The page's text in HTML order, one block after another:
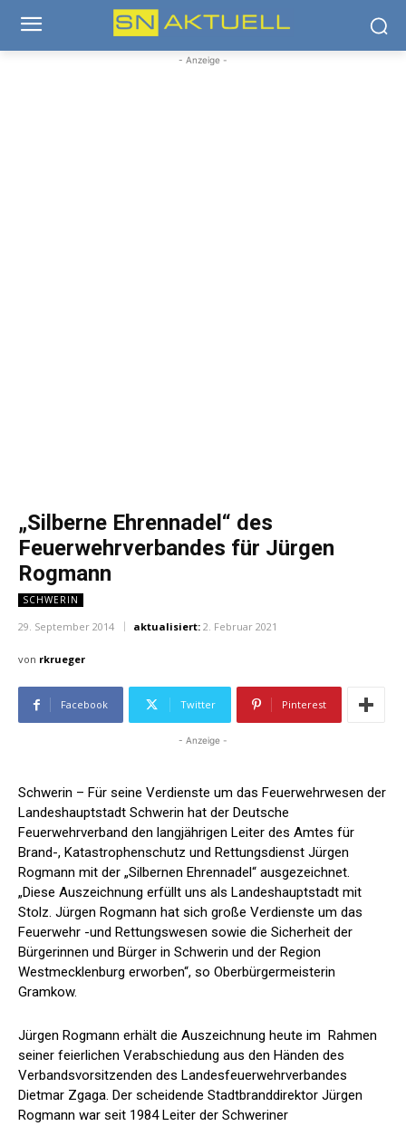
- Anzeige -
„Silberne Ehrennadel“ des
Feuerwehrverbandes für Jürgen
Rogmann
SCHWERIN
29. September 2014 aktualisiert: 2. Februar 2021
von rkrueger
Facebook Twitter Pinterest
- Anzeige -
Schwerin – Für seine Verdienste um das Feuerwehrwesen der
Landeshauptstadt Schwerin hat der Deutsche
Feuerwehrverband den langjährigen Leiter des Amtes für
Brand-, Katastrophenschutz und Rettungsdienst Jürgen
Rogmann mit der „Silbernen Ehrennadel“ ausgezeichnet.
„Diese Auszeichnung erfüllt uns als Landeshauptstadt mit
Stolz. Jürgen Rogmann hat sich große Verdienste um das
Feuerwehr -und Rettungswesen sowie die Sicherheit der
Bürgerinnen und Bürger in Schwerin und der Region
Westmecklenburg erworben“, so Oberbürgermeisterin
Gramkow.
Jürgen Rogmann erhält die Auszeichnung heute im Rahmen
seiner feierlichen Verabschiedung aus den Händen des
Verbandsvorsitzenden des Landesfeuerwehrverbandes
Dietmar Zgaga. Der scheidende Stadtbranddirektor Jürgen
Rogmann war seit 1984 Leiter der Schweriner